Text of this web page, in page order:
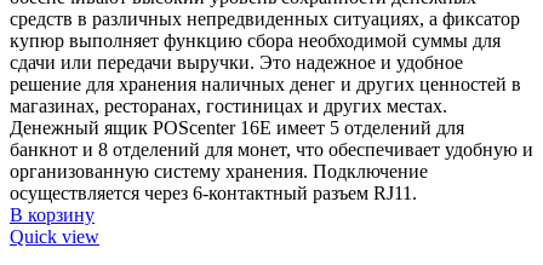
средств в различных непредвиденных ситуациях, а фиксатор
купюр выполняет функцию сбора необходимой суммы для
сдачи или передачи выручки. Это надежное и удобное
решение для хранения наличных денег и других ценностей в
магазинах, ресторанах, гостиницах и других местах.
Денежный ящик POScenter 16E имеет 5 отделений для
банкнот и 8 отделений для монет, что обеспечивает удобную и
организованную систему хранения. Подключение
осуществляется через 6-контактный разъем RJ11.
В корзину
Quick view